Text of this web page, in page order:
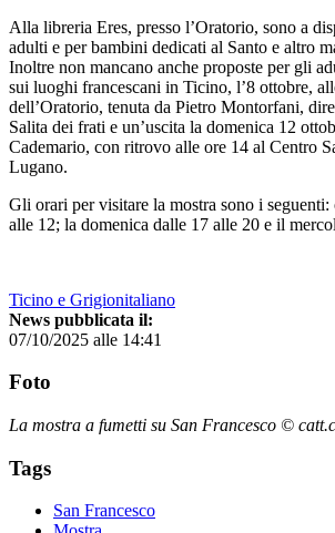
Alla libreria Eres, presso l’Oratorio, sono a
adulti e per bambini dedicati al Santo e altro
Inoltre non mancano anche proposte per gli
sui luoghi francescani in Ticino, l’8 ottobre,
dell’Oratorio, tenuta da Pietro Montorfani,
Salita dei frati e un’uscita la domenica 12
Cademario, con ritrovo alle ore 14 al Centro
Lugano.
Gli orari per visitare la mostra sono i seguenti:
alle 12; la domenica dalle 17 alle 20 e il
Ticino e Grigionitaliano
News pubblicata il:
07/10/2025 alle 14:41
Foto
La mostra a fumetti su San Francesco ©
Tags
San Francesco